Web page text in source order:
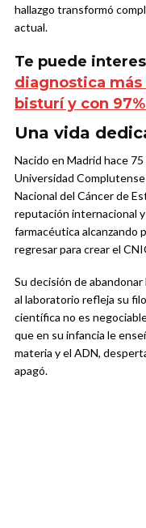
hallazgo transformó
actual.
Te puede
diagnostica más
bisturí y con
Una vida
Nacido en Madrid hace
Universidad
Nacional del Cáncer de
reputación internacional
farmacéutica alcanzando
regresar para crear el
Su decisión de
al laboratorio refleja su
científica no es
que en su infancia le
materia y el ADN,
apagó.